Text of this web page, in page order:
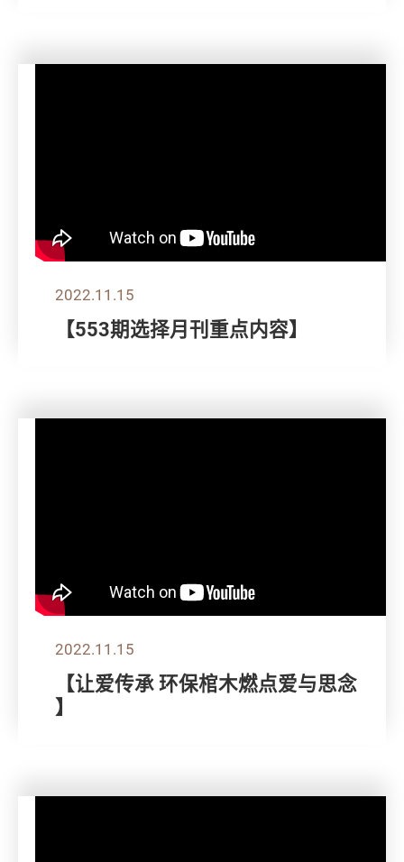
2022.11.15
【553期选择月刊重点内容】
2022.11.15
【让爱传承 环保棺木燃点爱与思念
】